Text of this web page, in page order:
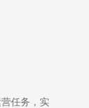
任务，实